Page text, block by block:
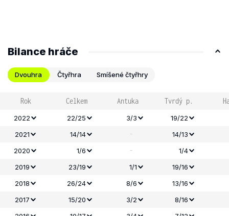
Bilance hráče
Dvouhra Čtyřhra Smíšené čtyřhry
Rok Celkem Antuka Tvrdý p.
2022 22/25 3/3
19/22
2021
14/14 -
14/13
2020
1/6 -
1/4
2019
23/19 1/1
19/16
2018
26/24 8/6
13/16
2017
15/20 3/2
8/16